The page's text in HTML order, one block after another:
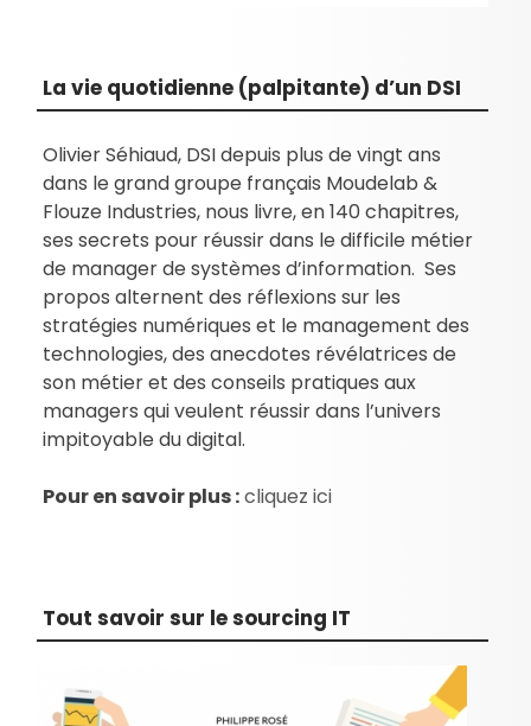
La vie quotidienne (palpitante) d’un DSI
Olivier Séhiaud, DSI depuis plus de vingt ans
dans le grand groupe français Moudelab &
Flouze Industries, nous livre, en 140 chapitres,
ses secrets pour réussir dans le difficile métier
de manager de systèmes d’information. Ses
propos alternent des réflexions sur les
stratégies numériques et le management des
technologies, des anecdotes révélatrices de
son métier et des conseils pratiques aux
managers qui veulent réussir dans l’univers
impitoyable du digital.
Pour en savoir plus :cliquez ici
Tout savoir sur le sourcing IT